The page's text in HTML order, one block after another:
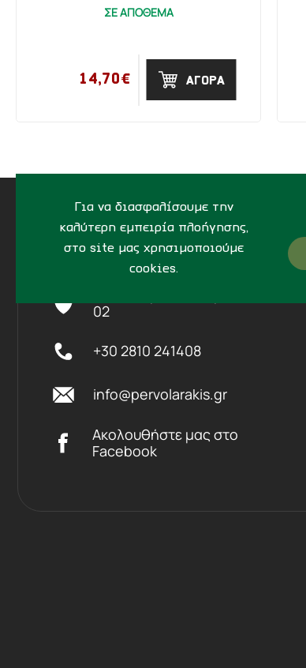
Για να διασφαλίσουμε την
καλύτερη εμπειρία πλοήγησης,
στο site μας χρησιμοποιούμε
cookies.
ΣΕ ΑΠΟΘΕΜΑ
14,70€ ΑΓΟΡΑ
ΔΙΕΥΘΥΝΣΗ
02
+30 2810 241408
info@pervolarakis.gr
Ακολουθήστε μας στο
Facebook